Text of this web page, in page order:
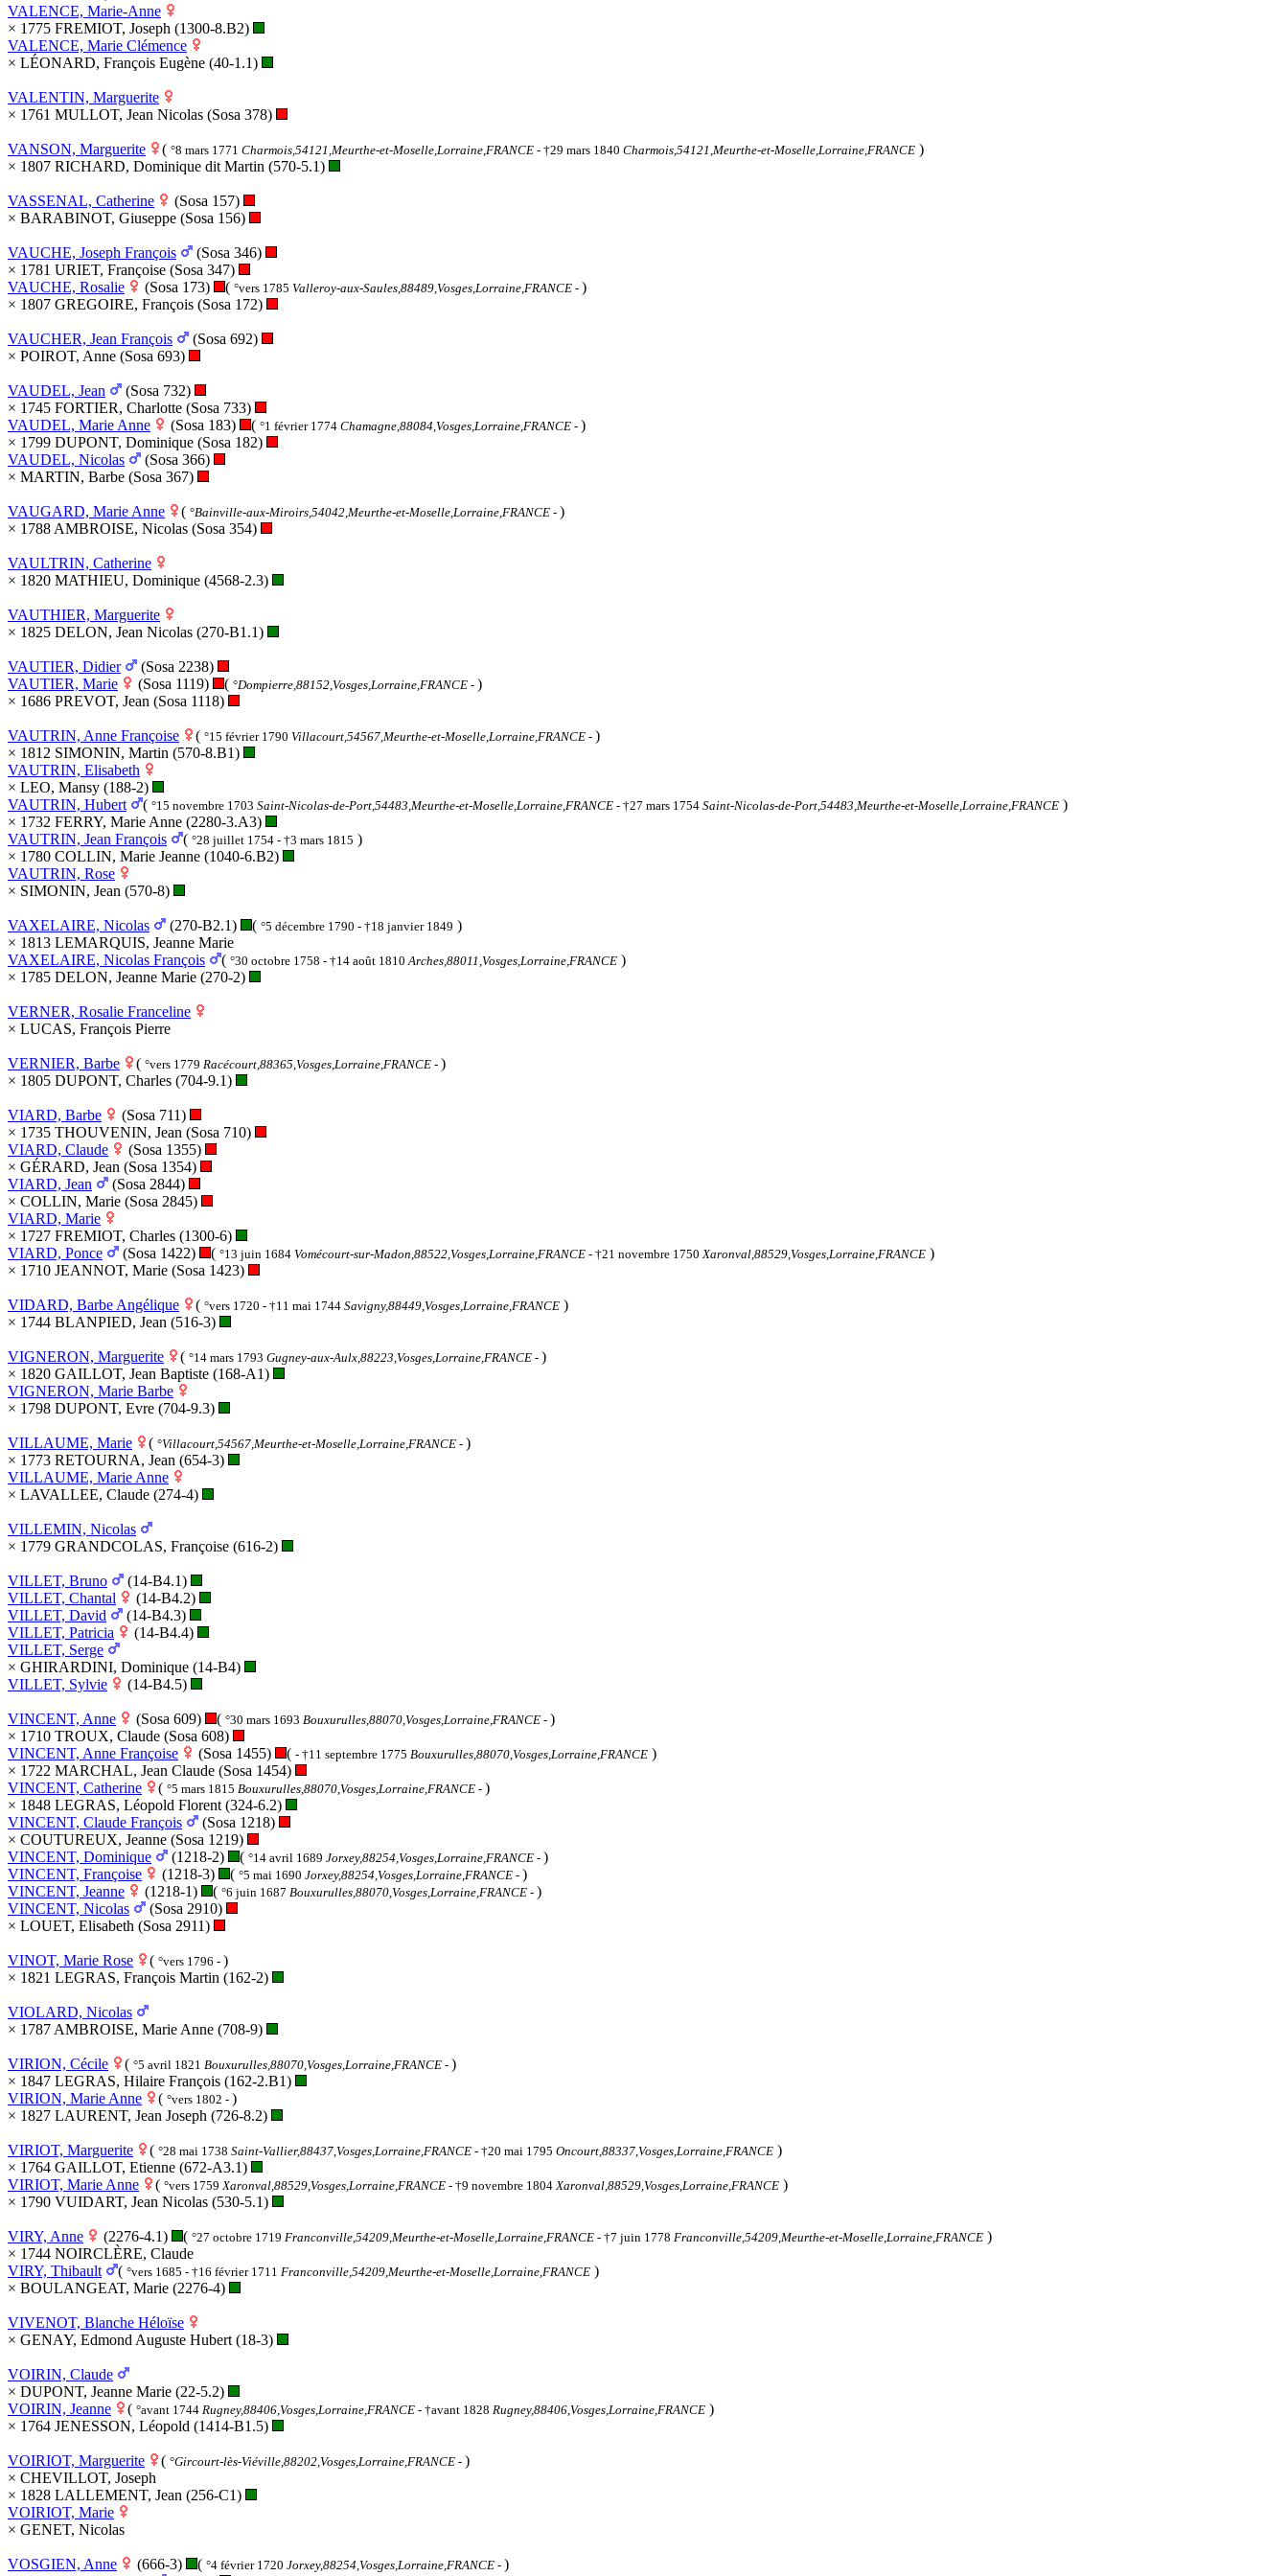
VALENCE, Marie-Anne
× 1775 FREMIOT, Joseph (1300-8.B2)
VALENCE, Marie Clémence
× LÉONARD, François Eugène (40-1.1)
VALENTIN, Marguerite
× 1761 MULLOT, Jean Nicolas (Sosa 378)
VANSON, Marguerite ( °8 mars 1771 Charmois,54121,Meurthe-et-Moselle,Lorraine,FRANCE - †29 mars 1840 Charmois,54121,Meurthe-et-Moselle,Lorraine,FRANCE )
× 1807 RICHARD, Dominique dit Martin (570-5.1)
VASSENAL, Catherine
(Sosa 157)
× BARABINOT, Giuseppe (Sosa 156)
VAUCHE, Joseph François
(Sosa 346)
× 1781 URIET, Françoise (Sosa 347)
VAUCHE, Rosalie
(Sosa 173) ( °vers 1785 Valleroy-aux-Saules,88489,Vosges,Lorraine,FRANCE - )
× 1807 GREGOIRE, François (Sosa 172)
VAUCHER, Jean François
(Sosa 692)
× POIROT, Anne (Sosa 693)
VAUDEL, Jean
(Sosa 732)
× 1745 FORTIER, Charlotte (Sosa 733)
VAUDEL, Marie Anne
(Sosa 183) ( °1 février 1774 Chamagne,88084,Vosges,Lorraine,FRANCE - )
× 1799 DUPONT, Dominique (Sosa 182)
VAUDEL, Nicolas
(Sosa 366)
× MARTIN, Barbe (Sosa 367)
VAUGARD, Marie Anne ( °Bainville-aux-Miroirs,54042,Meurthe-et-Moselle,Lorraine,FRANCE - )
× 1788 AMBROISE, Nicolas (Sosa 354)
VAULTRIN, Catherine
× 1820 MATHIEU, Dominique (4568-2.3)
VAUTHIER, Marguerite
× 1825 DELON, Jean Nicolas (270-B1.1)
VAUTIER, Didier
(Sosa 2238)
VAUTIER, Marie
(Sosa 1119) ( °Dompierre,88152,Vosges,Lorraine,FRANCE - )
× 1686 PREVOT, Jean (Sosa 1118)
VAUTRIN, Anne Françoise ( °15 février 1790 Villacourt,54567,Meurthe-et-Moselle,Lorraine,FRANCE - )
× 1812 SIMONIN, Martin (570-8.B1)
VAUTRIN, Elisabeth
× LEO, Mansy (188-2)
VAUTRIN, Hubert
( °15 novembre 1703 Saint-Nicolas-de-Port,54483,Meurthe-et-Moselle,Lorraine,FRANCE - †27 mars 1754 Saint-Nicolas-de-Port,54483,Meurthe-et-Moselle,Lorraine,FRANCE )
× 1732 FERRY, Marie Anne (2280-3.A3)
VAUTRIN, Jean François
( °28 juillet 1754 - †3 mars 1815 )
× 1780 COLLIN, Marie Jeanne (1040-6.B2)
VAUTRIN, Rose
× SIMONIN, Jean (570-8)
VAXELAIRE, Nicolas (270-B2.1) ( °5 décembre 1790 - †18 janvier 1849 )
× 1813 LEMARQUIS, Jeanne Marie
VAXELAIRE, Nicolas François
( °30 octobre 1758 - †14 août 1810 Arches,88011,Vosges,Lorraine,FRANCE )
× 1785 DELON, Jeanne Marie (270-2)
VERNER, Rosalie Franceline
× LUCAS, François Pierre
VERNIER, Barbe ( °vers 1779 Racécourt,88365,Vosges,Lorraine,FRANCE - )
× 1805 DUPONT, Charles (704-9.1)
VIARD, Barbe
(Sosa 711)
× 1735 THOUVENIN, Jean (Sosa 710)
VIARD, Claude
(Sosa 1355)
× GÉRARD, Jean (Sosa 1354)
VIARD, Jean
(Sosa 2844)
× COLLIN, Marie (Sosa 2845)
VIARD, Marie
× 1727 FREMIOT, Charles (1300-6)
VIARD, Ponce
(Sosa 1422) ( °13 juin 1684 Vomécourt-sur-Madon,88522,Vosges,Lorraine,FRANCE - †21 novembre 1750 Xaronval,88529,Vosges,Lorraine,FRANCE )
× 1710 JEANNOT, Marie (Sosa 1423)
VIDARD, Barbe Angélique ( °vers 1720 - †11 mai 1744 Savigny,88449,Vosges,Lorraine,FRANCE )
× 1744 BLANPIED, Jean (516-3)
VIGNERON, Marguerite ( °14 mars 1793 Gugney-aux-Aulx,88223,Vosges,Lorraine,FRANCE - )
× 1820 GAILLOT, Jean Baptiste (168-A1)
VIGNERON, Marie Barbe
× 1798 DUPONT, Evre (704-9.3)
VILLAUME, Marie ( °Villacourt,54567,Meurthe-et-Moselle,Lorraine,FRANCE - )
× 1773 RETOURNA, Jean (654-3)
VILLAUME, Marie Anne
× LAVALLEE, Claude (274-4)
VILLEMIN, Nicolas
× 1779 GRANDCOLAS, Françoise (616-2)
VILLET, Bruno
(14-B4.1)
VILLET, Chantal
(14-B4.2)
VILLET, David
(14-B4.3)
VILLET, Patricia
(14-B4.4)
VILLET, Serge
× GHIRARDINI, Dominique (14-B4)
VILLET, Sylvie
(14-B4.5)
VINCENT, Anne (Sosa 609) ( °30 mars 1693 Bouxurulles,88070,Vosges,Lorraine,FRANCE - )
× 1710 TROUX, Claude (Sosa 608)
VINCENT, Anne Françoise
(Sosa 1455) ( - †11 septembre 1775 Bouxurulles,88070,Vosges,Lorraine,FRANCE )
× 1722 MARCHAL, Jean Claude (Sosa 1454)
VINCENT, Catherine
( °5 mars 1815 Bouxurulles,88070,Vosges,Lorraine,FRANCE - )
× 1848 LEGRAS, Léopold Florent (324-6.2)
VINCENT, Claude François
(Sosa 1218)
× COUTUREUX, Jeanne (Sosa 1219)
VINCENT, Dominique
(1218-2) ( °14 avril 1689 Jorxey,88254,Vosges,Lorraine,FRANCE - )
VINCENT, Françoise
(1218-3) ( °5 mai 1690 Jorxey,88254,Vosges,Lorraine,FRANCE - )
VINCENT, Jeanne
(1218-1) ( °6 juin 1687 Bouxurulles,88070,Vosges,Lorraine,FRANCE - )
VINCENT, Nicolas
(Sosa 2910)
× LOUET, Elisabeth (Sosa 2911)
VINOT, Marie Rose ( °vers 1796 - )
× 1821 LEGRAS, François Martin (162-2)
VIOLARD, Nicolas
× 1787 AMBROISE, Marie Anne (708-9)
VIRION, Cécile ( °5 avril 1821 Bouxurulles,88070,Vosges,Lorraine,FRANCE - )
× 1847 LEGRAS, Hilaire François (162-2.B1)
VIRION, Marie Anne
( °vers 1802 - )
× 1827 LAURENT, Jean Joseph (726-8.2)
VIRIOT, Marguerite ( °28 mai 1738 Saint-Vallier,88437,Vosges,Lorraine,FRANCE - †20 mai 1795 Oncourt,88337,Vosges,Lorraine,FRANCE )
× 1764 GAILLOT, Etienne (672-A3.1)
VIRIOT, Marie Anne
( °vers 1759 Xaronval,88529,Vosges,Lorraine,FRANCE - †9 novembre 1804 Xaronval,88529,Vosges,Lorraine,FRANCE )
× 1790 VUIDART, Jean Nicolas (530-5.1)
VIRY, Anne (2276-4.1) ( °27 octobre 1719 Franconville,54209,Meurthe-et-Moselle,Lorraine,FRANCE - †7 juin 1778 Franconville,54209,Meurthe-et-Moselle,Lorraine,FRANCE )
× 1744 NOIRCLÈRE, Claude
VIRY, Thibault
( °vers 1685 - †16 février 1711 Franconville,54209,Meurthe-et-Moselle,Lorraine,FRANCE )
× BOULANGEAT, Marie (2276-4)
VIVENOT, Blanche Héloïse
× GENAY, Edmond Auguste Hubert (18-3)
VOIRIN, Claude
× DUPONT, Jeanne Marie (22-5.2)
VOIRIN, Jeanne
( °avant 1744 Rugney,88406,Vosges,Lorraine,FRANCE - †avant 1828 Rugney,88406,Vosges,Lorraine,FRANCE )
× 1764 JENESSON, Léopold (1414-B1.5)
VOIRIOT, Marguerite ( °Gircourt-lès-Viéville,88202,Vosges,Lorraine,FRANCE - )
× CHEVILLOT, Joseph
× 1828 LALLEMENT, Jean (256-C1)
VOIRIOT, Marie
× GENET, Nicolas
VOSGIEN, Anne (666-3) ( °4 février 1720 Jorxey,88254,Vosges,Lorraine,FRANCE - )